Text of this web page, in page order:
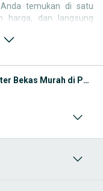
temukan di satu
harga, dan langsung
pendukung lainnya
spion, hingga
Jual Beli Motor Harley Davidson Sportster Bekas Murah di Pesanggrahan